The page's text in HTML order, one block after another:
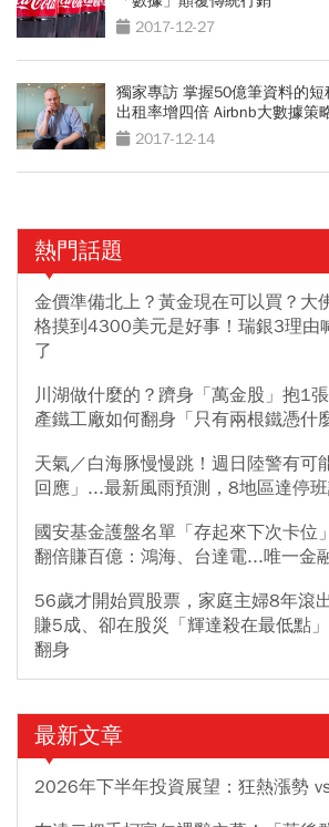
2017-12-27
獨家專訪 掌握50億筆資料的
出租率增四倍 Airbnb大數據策
2017-12-14
熱門話題
金價準備北上？黃金現在可以買？大
格摸到4300美元是好事！瑞銀3理由
了
川湖做什麼的？躋身「萬金股」抱1
產鐵工廠如何翻身「只有兩根鐵憑什
天氣／白海豚慢慢跳！週日陸警有可
回應」...最新風雨預測，8地區達停
國安基金護盤名單「存起來下次卡位
翻倍賺百億：鴻海、台達電...唯一金
56歲才開始買股票，家庭主婦8年滾
賺5成、卻在股災「輝達殺在最低點
翻身
最新文章
2026年下半年投資展望：狂熱漲勢